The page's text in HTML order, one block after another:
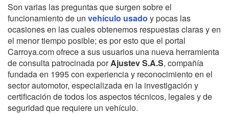
Son varias las preguntas que surgen sobre el
funcionamiento de un vehículo usado y pocas las
ocasiones en las cuales obtenemos respuestas claras y en
el menor tiempo posible; es por esto que el portal
Carroya.com ofrece a sus usuarios una nueva herramienta
de consulta patrocinada porAjustev S.A.S, compañía
fundada en 1995 con experiencia y reconocimiento en el
sector automotor, especializada en la investigación y
certificación de todos los aspectos técnicos, legales y de
seguridad que requiere un vehículo.